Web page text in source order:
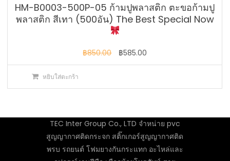
HM-B0003-500P-05 ก้ามปูพลาสติก ตะขอก้ามปู
พลาสติก สีเทา (500อัน) The Best Special Now
฿850.00
Original
price
฿850.00.
฿585.00
price
฿585.00.
หยิบใส่ตะกร้า
TEC Inter Group Co., LTD จำหน่าย pvc
สูญญากาศติดกระจก สติ๊กเกอร์สูญญากาศติด
พรบ รถยนต์ โฟมยางกันกระแทก อะไหล่และ